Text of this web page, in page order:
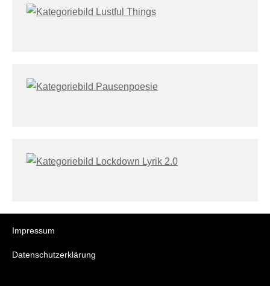
Impressum
Datenschutzerklärung